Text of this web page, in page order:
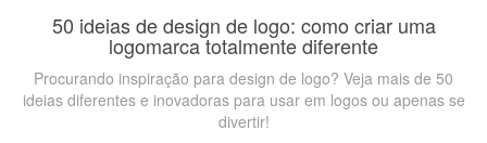
50 ideias de design de logo: como criar uma
logomarca totalmente diferente
Procurando inspiração para design de logo? Veja mais de 50
ideias diferentes e inovadoras para usar em logos ou apenas se
divertir!